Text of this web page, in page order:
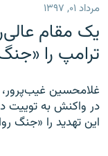
مرداد ۰۱, ۱۳۹۷
یک مقام
ترامپ را
غلامحسین
در واکنش به توییت
این تهدید را «جنگ